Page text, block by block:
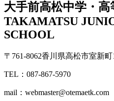
大手前高松中学・高
TAKAMATSU
SCHOOL
〒761-8062香川県高松市室新
TEL：087-867-5970
mail：webmaster@otemaetk.com